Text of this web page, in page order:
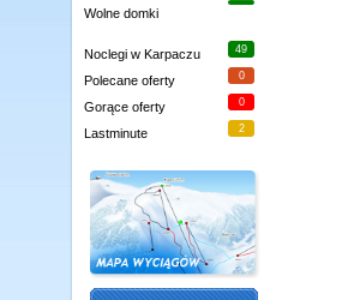
Wolne domki
Noclegi w Karpaczu 49
Polecane oferty 0
Gorące oferty 0
Lastminute 2